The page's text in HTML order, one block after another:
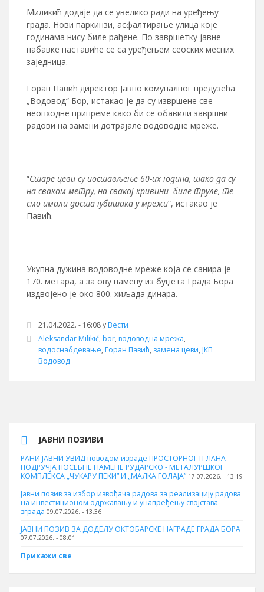
Миликић додаје да се увелико ради на уређењу
града. Нови паркинзи, асфалтирање улица које
годинама нису биле рађене. По завршетку јавне
набавке наставиће се са уређењем сеоских месних
заједница.
Горан Павић директор Јавно комуналног предузећа
„Водовод“ Бор, истакао је да су извршене све
неопходне припреме како би се обавили завршни
радови на замени дотрајале водоводне мреже.
“Старе цеви су постављење 60-их година, тако да су
на сваком метру, на свакој кривини биле труле, те
смо имали доста губитака у мрежи“, истакао је
Павић.
Укупна дужина водоводне мреже која се санира је
170. метара, а за ову намену из буџета Града Бора
издвојено је око 800. хиљада динара.
21.04.2022. - 16:08 уВести
Aleksandar Milikić,bor,водоводна мрежа,
водоснабдевање,Горан Павић, замена цеви,ЈКП
Водовод
ЈАВНИ ПОЗИВИ
РАНИ ЈАВНИ УВИД поводом израде ПРОСТОРНОГ П ЛАНА
ПОДРУЧЈА ПОСЕБНЕ НАМЕНЕ РУДАРСКО - МЕТАЛУРШКОГ
КОМПЛЕКСА „ЧУКАРУ ПЕКИ” И „МАЛКА ГОЛАЈА” 17.07.2026. - 13:19
Јавни позив за избор извођача радова за реализацију радова
на инвестиционом одржавању и унапређењу својстава
зграда 09.07.2026. - 13:36
ЈАВНИ ПОЗИВ ЗА ДОДЕЛУ ОКТOБАРСКЕ НАГРАДЕ ГРАДА БОРА
07.07.2026. - 08:01
Прикажи све